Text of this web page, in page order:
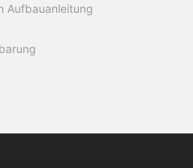
Aufbauanleitung